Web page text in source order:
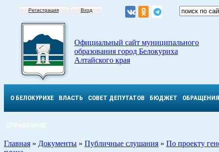
Регистрация Вход
Официальный сайт муниципального
образования город Белокуриха
Алтайского края
О БЕЛОКУРИХЕ ВЛАСТЬ СОВЕТ ДЕПУТАТОВ БЮДЖЕТ ОБРАЩЕНИЯ
СПРАВОЧНОЕ
Главная » Документы » Публичные слушания » По проекту